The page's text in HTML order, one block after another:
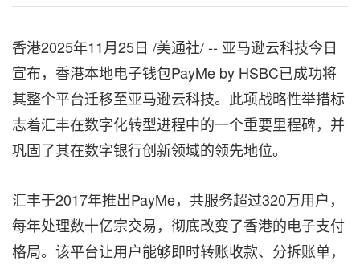
香港2025年11月25日 /美通社/ -- 亚马逊云科技今日
宣布，香港本地电子钱包PayMe by HSBC已成功将
其整个平台迁移至亚马逊云科技。此项战略性举措标
志着汇丰在数字化转型进程中的一个重要里程碑，并
巩固了其在数字银行创新领域的领先地位。
汇丰于2017年推出PayMe，共服务超过320万用户，
每年处理数十亿宗交易，彻底改变了香港的电子支付
格局。该平台让用户能够即时转账收款、分拆账单，